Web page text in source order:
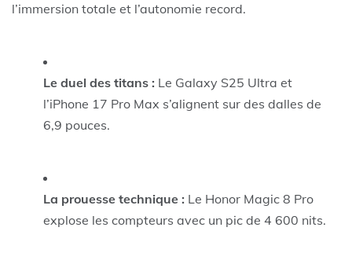
l’immersion totale et l’autonomie record.
Le duel des titans : Le Galaxy S25 Ultra et
l’iPhone 17 Pro Max s’alignent sur des dalles de
6,9 pouces.
La prouesse technique : Le Honor Magic 8 Pro
explose les compteurs avec un pic de 4 600 nits.